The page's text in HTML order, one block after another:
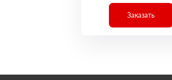
Заказать